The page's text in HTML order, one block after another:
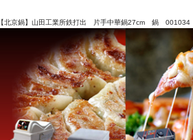
【北京鍋】山田工業所鉄打出 片手中華鍋27cm 鍋 001034